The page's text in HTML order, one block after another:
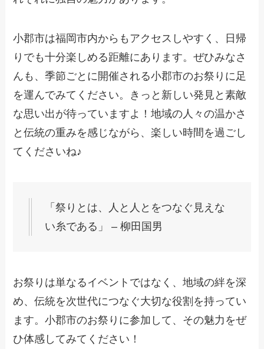
小郡市は福岡市内からもアクセスしやすく、日帰
りでも十分楽しめる距離にあります。ぜひみなさ
んも、季節ごとに開催される小郡市のお祭りに足
を運んでみてください。きっと新しい発見と素敵
な思い出が待っていますよ！地域の人々の温かさ
と伝統の重みを感じながら、楽しい時間を過ごし
てくださいね♪
「祭りとは、人と人とをつなぐ見えな
い糸である」 – 柳田国男
お祭りは単なるイベントではなく、地域の絆を深
め、伝統を次世代につなぐ大切な役割を持ってい
ます。小郡市のお祭りに参加して、その魅力をぜ
ひ体感してみてください！